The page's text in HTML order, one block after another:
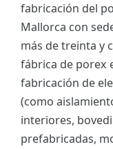
fabricación del
Mallorca con
más de treinta y
fábrica de porex
fabricación de
(como
interiores,
prefabricadas,